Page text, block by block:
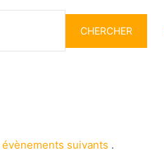
évènements suivants .
CHERCHER